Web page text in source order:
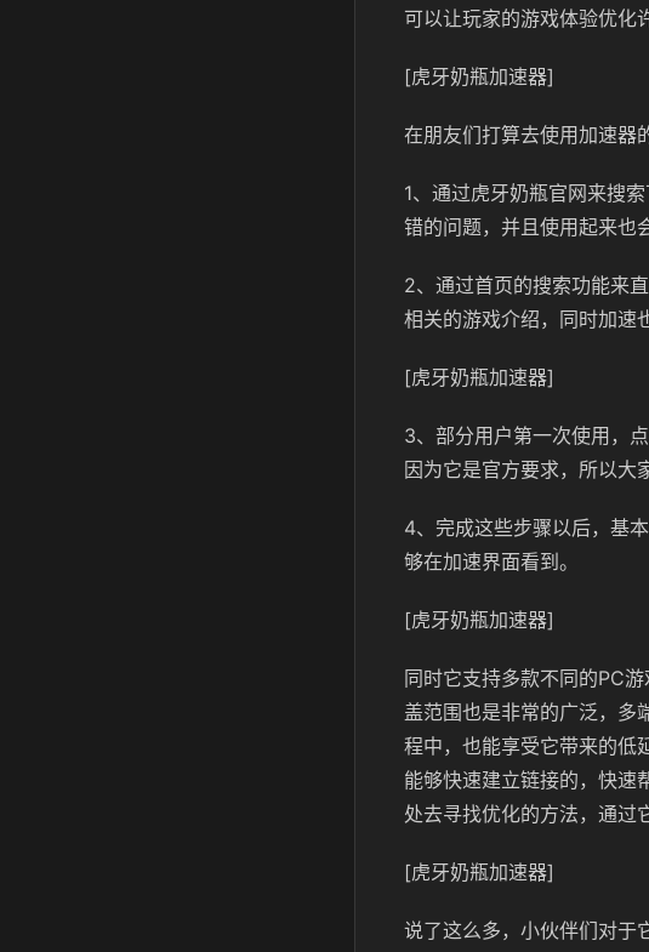
可以让玩家的游戏体验优化
[虎牙奶瓶加速器]
在朋友们打算去使用加速器
1、通过虎牙奶瓶官网来搜
错的问题，并且使用起来也
2、通过首页的搜索功能来
相关的游戏介绍，同时加速
[虎牙奶瓶加速器]
3、部分用户第一次使用，
因为它是官方要求，所以大
4、完成这些步骤以后，基
够在加速界面看到。
[虎牙奶瓶加速器]
同时它支持多款不同的PC
盖范围也是非常的广泛，多
程中，也能享受它带来的低
能够快速建立链接的，快速
处去寻找优化的方法，通过
[虎牙奶瓶加速器]
说了这么多，小伙伴们对于